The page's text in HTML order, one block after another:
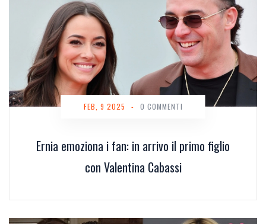
Ernia emoziona i fan: in arrivo il primo figlio
con Valentina Cabassi
FEB, 9 2025 - 0 COMMENTI